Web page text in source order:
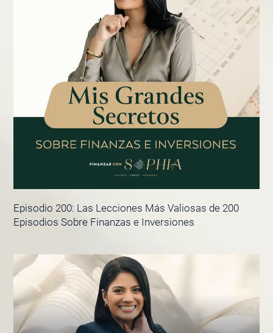
Episodio 200: Las Lecciones Más Valiosas de 200
Episodios Sobre Finanzas e Inversiones